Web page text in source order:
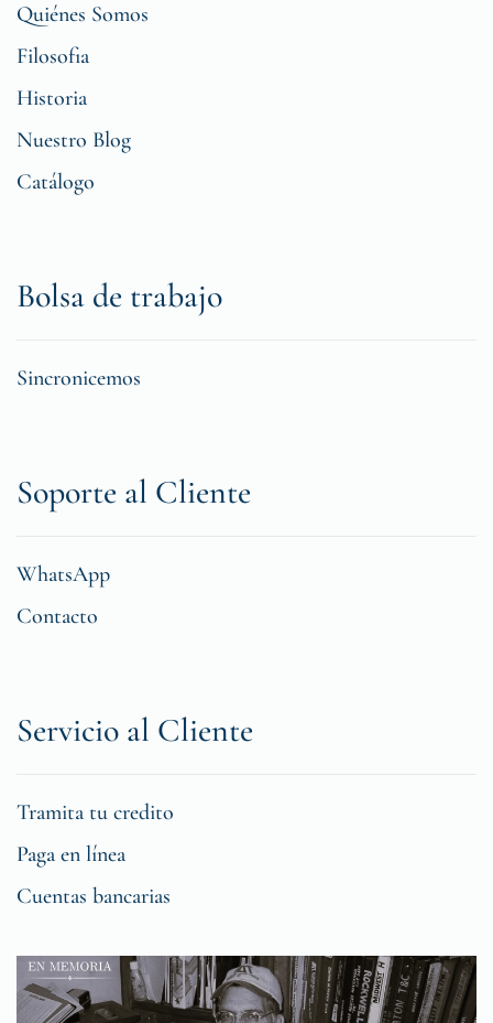
Quiénes Somos
Filosofia
Historia
Nuestro Blog
Catálogo
Bolsa de trabajo
Sincronicemos
Soporte al Cliente
WhatsApp
Contacto
Servicio al Cliente
Tramita tu credito
Paga en línea
Cuentas bancarias